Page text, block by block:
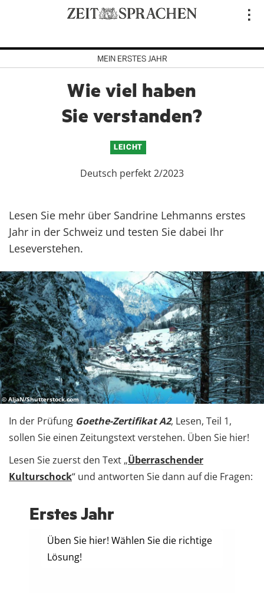
MEIN ERSTES JAHR
Wie viel haben
Sie verstanden?
LEICHT
Deutsch perfekt 2/2023
Lesen Sie mehr über Sandrine Lehmanns erstes
Jahr in der Schweiz und testen Sie dabei Ihr
Leseverstehen.
© AljaN/Shutterstock.com
In der Prüfung Goethe-Zertifikat A2, Lesen, Teil 1,
sollen Sie einen Zeitungstext verstehen. Üben Sie hier!
Lesen Sie zuerst den Text „Überraschender
Kulturschock“​ und antworten Sie dann auf die Fragen:
Erstes Jahr